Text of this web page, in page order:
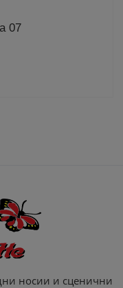
07
носии и сценични